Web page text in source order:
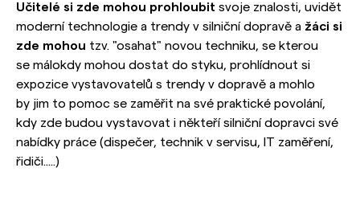
Učitelé si zde mohou prohloubit svoje znalosti, uvidět
moderní technologie a trendy v silniční dopravě a žáci si
zde mohou tzv. "osahat" novou techniku, se kterou
se málokdy mohou dostat do styku, prohlídnout si
expozice vystavovatelů s trendy v dopravě a mohlo
by jim to pomoc se zaměřit na své praktické povolání,
kdy zde budou vystavovat i někteří silniční dopravci své
nabídky práce (dispečer, technik v servisu, IT zaměření,
řidiči.....)